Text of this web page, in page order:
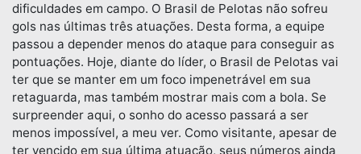
dificuldades em campo. O Brasil de Pelotas não sofreu
gols nas últimas três atuações. Desta forma, a equipe
passou a depender menos do ataque para conseguir as
pontuações. Hoje, diante do líder, o Brasil de Pelotas vai
ter que se manter em um foco impenetrável em sua
retaguarda, mas também mostrar mais com a bola. Se
surpreender aqui, o sonho do acesso passará a ser
menos impossível, a meu ver. Como visitante, apesar de
ter vencido em sua última atuação, seus números ainda